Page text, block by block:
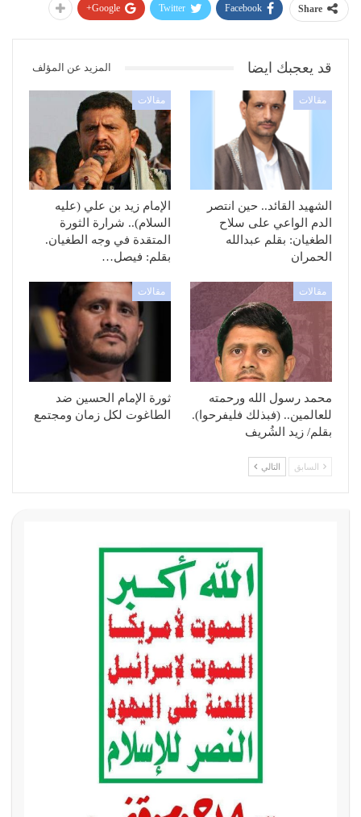
Share
Facebook
Twitter
Google+
قد يعجبك ايضا المزيد عن المؤلف
مقالات
الشهيد القائد.. حين انتصر
الدم الواعي على سلاح
الطغيان: بقلم عبدالله
الحمران
مقالات
الإمام زيد بن علي (عليه
السلام).. شرارة الثورة
المتقدة في وجه الطغيان.
بقلم: فيصل…
مقالات
محمد رسول الله ورحمته
للعالمين.. (فبذلك فليفرحوا).
بقلم/ زيد الشُريف
مقالات
ثورة الإمام الحسين ضد
الطاغوت لكل زمان ومجتمع
السابق التالي